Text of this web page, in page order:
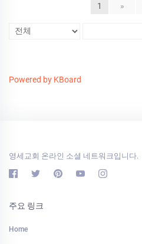
1 »
Powered by KBoard
영세교회 온라인 소셜 네트워크입니다.
주요 링크
Home